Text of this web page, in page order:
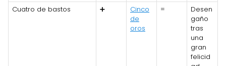
Cuatro de bastos
➕
Cinco
de
oros
=
Desen
gaño
tras
una
gran
felicid